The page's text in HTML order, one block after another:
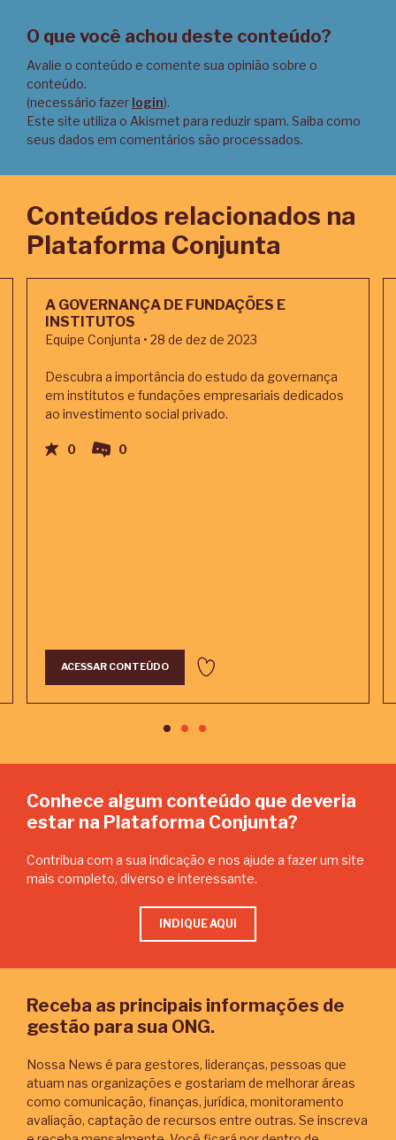
O que você achou deste conteúdo?
Avalie o conteúdo e comente sua opinião sobre o
conteúdo.
(necessário fazer login).
Este site utiliza o Akismet para reduzir spam. Saiba como
seus dados em comentários são processados.
Conteúdos relacionados na
Plataforma Conjunta
A GOVERNANÇA DE FUNDAÇÕES E
INSTITUTOS
Equipe Conjunta • 28 de dez de 2023
Descubra a importância do estudo da governança
em institutos e fundações empresariais dedicados
ao investimento social privado.
0 0
ACESSAR CONTEÚDO
Conhece algum conteúdo que deveria
estar na Plataforma Conjunta?
Contribua com a sua indicação e nos ajude a fazer um site
mais completo, diverso e interessante.
INDIQUE AQUI
Receba as principais informações de
gestão para sua ONG.
Nossa News é para gestores, lideranças, pessoas que
atuam nas organizações e gostariam de melhorar áreas
como comunicação, finanças, jurídica, monitoramento
avaliação, captação de recursos entre outras. Se inscreva